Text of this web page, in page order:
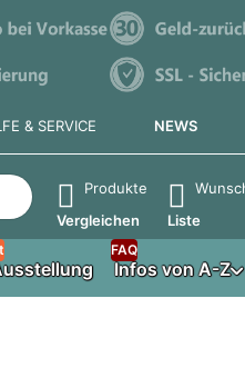
& SERVICE NEWS
die Eingabetaste, um alle
Produkte
Vergleichen
Liste
Infos von A-Z
FAQ